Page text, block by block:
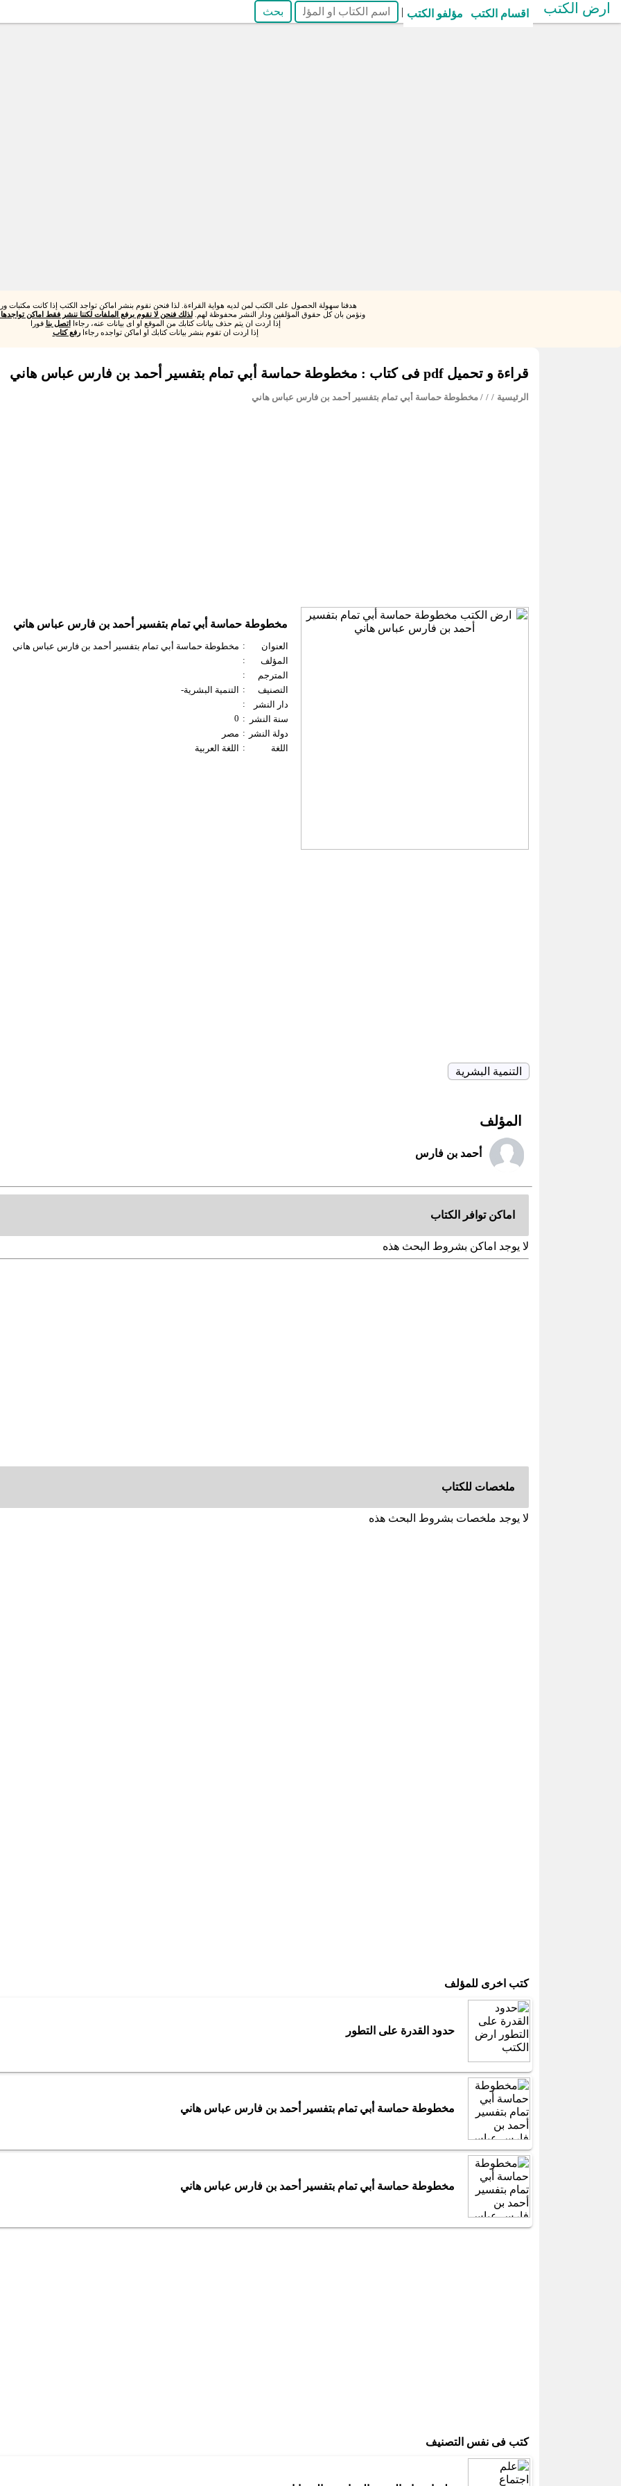
ارض الكتب اقسام الكتب مؤلفو الكتب |
هدفنا سهولة الحصول على الكتب لمن لديه هواية القراءة. لذا فنحن نقوم بنشر اماكن تواجد الكتب إذا كانت مكتبات
ونؤمن بان كل حقوق المؤلفين ودار النشر محفوظة لهم.لذلك فنحن لا نقوم برفع الملفات لكننا ننشر فقط اماكن تواجدها
إذا اردت ان يتم حذف بيانات كتابك من الموقع او اى بيانات عنه، رجاءااتصل بنا فورا
إذا اردت ان تقوم بنشر بيانات كتابك او اماكن تواجده رجاءارفع كتاب
قراءة و تحميل pdf فى كتاب : مخطوطة حماسة أبي تمام بتفسير أحمد بن فارس عباس هاني
الرئيسية /
/ / مخطوطة حماسة أبي تمام بتفسير أحمد بن فارس عباس هاني
مخطوطة حماسة أبي تمام بتفسير أحمد بن فارس عباس هاني
العنوان : مخطوطة حماسة أبي تمام بتفسير أحمد بن فارس عباس هاني
المؤلف
:
المترجم
:
التصنيف
:
التنمية البشرية-
دار النشر
:
سنة النشر
:
0
دولة النشر
: مصر
اللغة
: اللغة العربية
التنمية البشرية
المؤلف
أحمد بن فارس
اماكن توافر الكتاب
لا يوجد اماكن بشروط البحث هذه
ملخصات للكتاب
لا يوجد ملخصات بشروط البحث هذه
كتب اخرى للمؤلف
حدود القدرة على التطور
مخطوطة حماسة أبي تمام بتفسير أحمد بن فارس عباس هاني
مخطوطة حماسة أبي تمام بتفسير أحمد بن فارس عباس هاني
كتب فى نفس التصنيف